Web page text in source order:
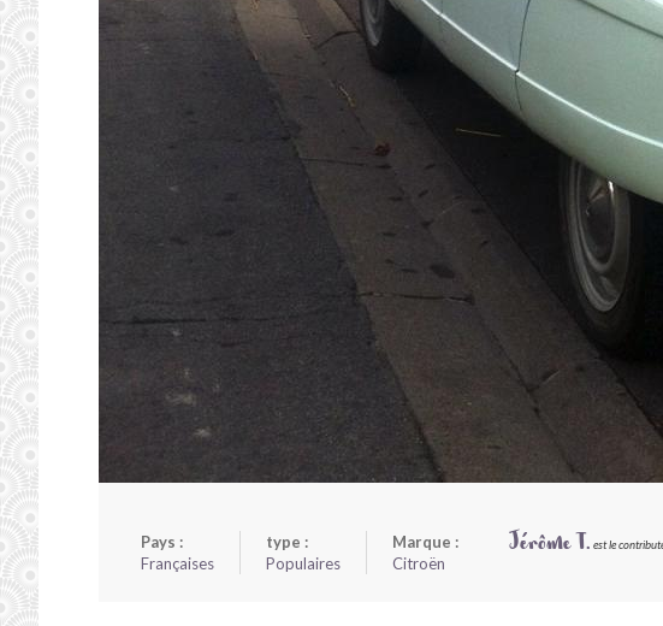
Pays :
Françaises
type :
Populaires
Marque :
Citroën
Jérôme T. est le